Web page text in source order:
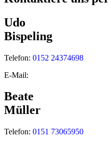
Udo
Bispeling
Telefon: 0152 24374698
E-Mail:
Beate
Müller
Telefon: 0151 73065950